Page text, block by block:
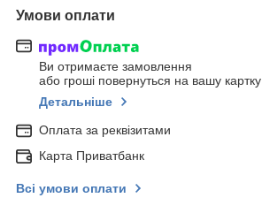
Умови оплати
Ви отримаєте замовлення
або гроші повернуться на вашу картку
Детальніше
Оплата за реквізитами
Карта Приватбанк
Всі умови оплати